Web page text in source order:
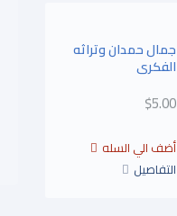
جمال حمدان وتراثه
الفكرى
$5.00
التفاصيل